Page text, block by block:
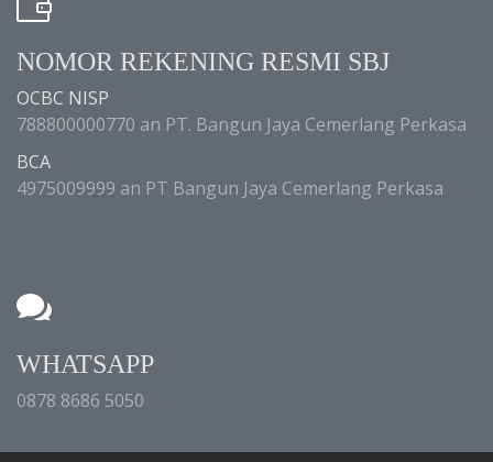
NOMOR REKENING RESMI SBJ
OCBC NISP
788800000770 an PT. Bangun Jaya Cemerlang Perkasa
BCA
4975009999 an PT Bangun Jaya Cemerlang Perkasa
WHATSAPP
0878 8686 5050